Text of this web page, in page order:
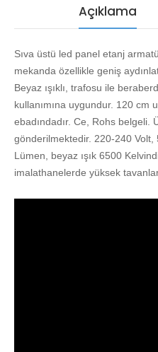
Açıklama
Sıva üstü led panel etanj
mekanda özellikle geniş
Beyaz ışıklı, trafosu ile
kullanımına uygundur. 120 cm
ebadındadır. Ce, Rohs belgeli.
gönderilmektedir. 220-240
Lümen, beyaz ışık 6500
imalathanelerde yüksek